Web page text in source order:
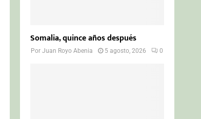
Somalia, quince años después
PorJuan Royo Abenia 5 agosto, 2026 0